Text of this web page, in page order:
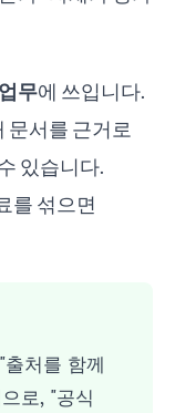
무에 쓰입니다.
문서를 근거로
있습니다.
를 섞으면
처를 함께
로, "공식